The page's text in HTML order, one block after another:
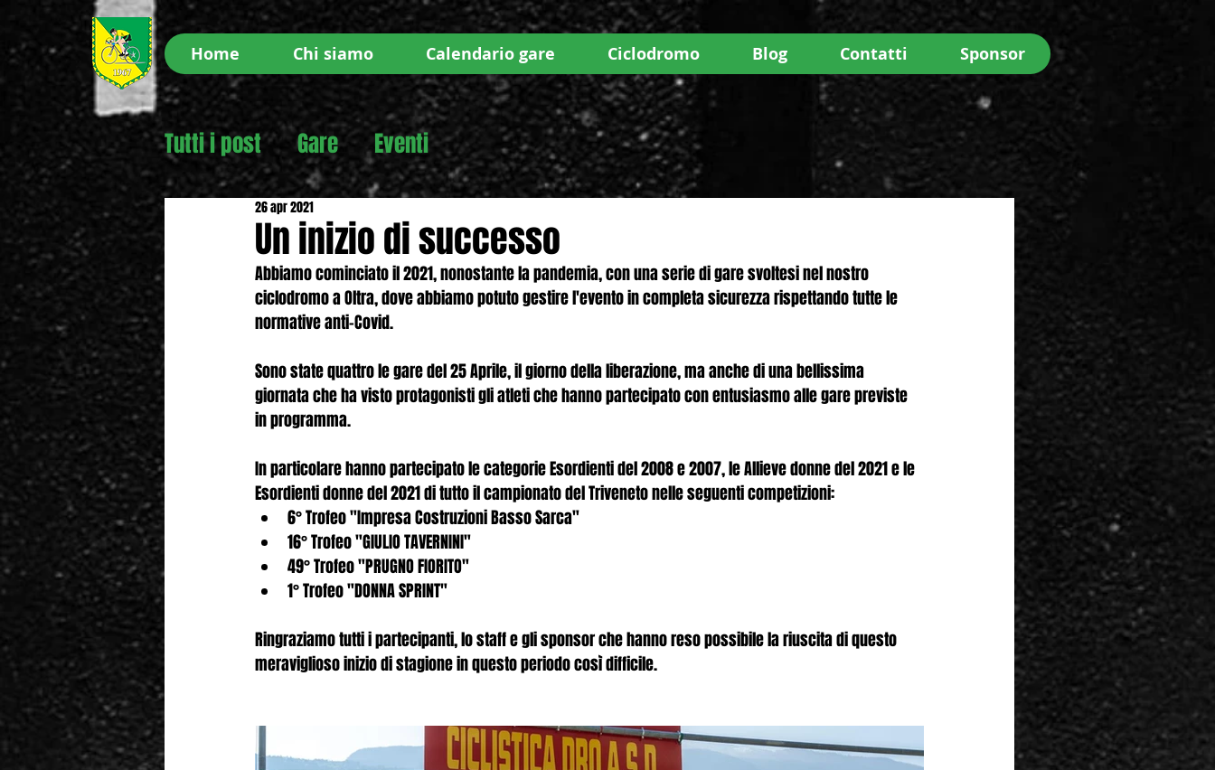
Home Chi siamo Calendario gare Ciclodromo Blog Contatti Sponsor
Tutti i post Gare Eventi
Un inizio di successo
26 apr 2021
Abbiamo cominciato il 2021, nonostante la pandemia, con una serie di gare svoltesi nel nostro
ciclodromo a Oltra, dove abbiamo potuto gestire l'evento in completa sicurezza rispettando tutte le
normative anti-Covid.
Sono state quattro le gare del 25 Aprile, il giorno della liberazione, ma anche di una bellissima
giornata che ha visto protagonisti gli atleti che hanno partecipato con entusiasmo alle gare previste
in programma.
In particolare hanno partecipato le categorie Esordienti del 2008 e 2007, le Allieve donne del 2021 e le
Esordienti donne del 2021 di tutto il campionato del Triveneto nelle seguenti competizioni:
6° Trofeo "Impresa Costruzioni Basso Sarca"
16° Trofeo "GIULIO TAVERNINI"
49° Trofeo "PRUGNO FIORITO"
1° Trofeo "DONNA SPRINT"
Ringraziamo tutti i partecipanti, lo staff e gli sponsor che hanno reso possibile la riuscita di questo
meraviglioso inizio di stagione in questo periodo così difficile.